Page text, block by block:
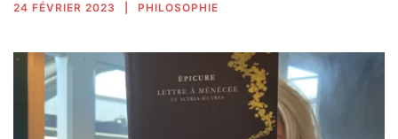
24 FÉVRIER 2023 PHILOSOPHIE